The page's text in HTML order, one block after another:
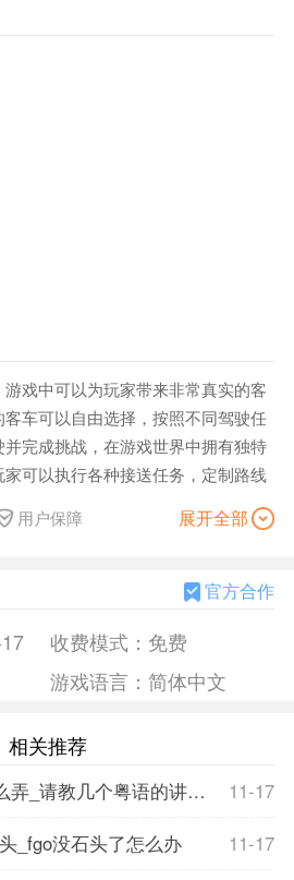
游戏中可以为玩家带来非常真实的客
车可以自由选择，按照不同驾驶任
完成挑战，在游戏世界中拥有独特
可以执行各种接送任务，定制路线
不断的增加游戏难度，获得个性化的
交通规则，在驾驶过程中更加逼真
币，让您的巴士成为城市中的明
每条路线都有各自的风景和难点。
的巴士供玩家选择，每种车辆都有
我们在其中能够拥有独特的驾驶体
增加了游戏的紧迫性，让每一个玩
用户保障 展开全部
官方合作
收费模式： 免费
游戏语言： 简体中文
相关推荐
11-17
粤语的讲法这里,那里,你们,妈妈
11-17
_fgo没石头了怎么办